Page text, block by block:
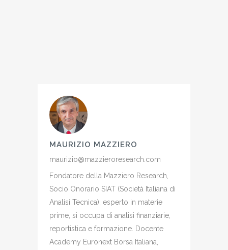
MAURIZIO MAZZIERO
maurizio@mazzieroresearch.com
Fondatore della Mazziero Research,
Socio Onorario SIAT (Società Italiana di
Analisi Tecnica), esperto in materie
prime, si occupa di analisi finanziarie,
reportistica e formazione. Docente
Academy Euronext Borsa Italiana,